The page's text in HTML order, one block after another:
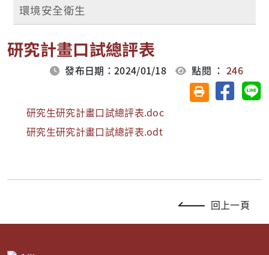
環境安全衛生
研究計畫口試總評表
發布日期：2024/01/18 點閱 ：246
友善列印(另開視
分享至
研究生研究計畫口試總評表.doc
研究生研究計畫口試總評表.odt
回上一頁